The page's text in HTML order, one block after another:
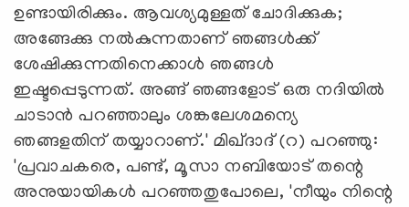
ഉണ്ടായിരിക്കും. ആവശ്യമുള്ളത് ചോദിക്കുക;
അങ്ങേക്കു നല്‍കുന്നതാണ് ഞങ്ങള്‍ക്ക്
ശേഷിക്കുന്നതിനെക്കാള്‍ ഞങ്ങള്‍
ഇഷ്ടപ്പെടുന്നത്. അങ്ങ് ഞങ്ങളോട് ഒരു നദിയില്‍
ചാടാന്‍ പറഞ്ഞാലും ശങ്കലേശമന്യെ
ഞങ്ങളതിന് തയ്യാറാണ്.' മിഖ്ദാദ് (റ) പറഞ്ഞു:
'പ്രവാചകരെ, പണ്ട്, മൂസാ നബിയോട് തന്റെ
അനുയായികള്‍ പറഞ്ഞതുപോലെ, 'നീയും നിന്റെ